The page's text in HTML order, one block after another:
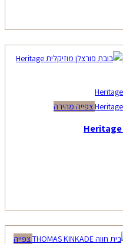
צפייה מהירה
צפייה